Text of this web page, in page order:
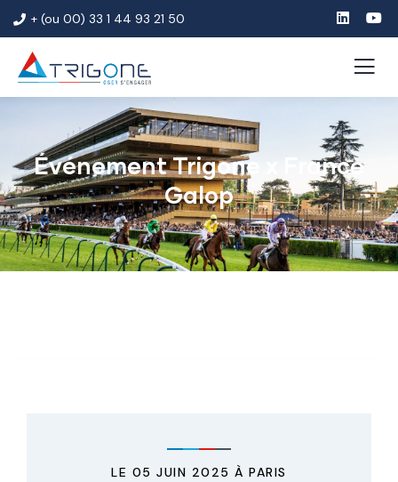
+ (ou 00) 33 1 44 93 21 50
Événement Trigone x France
Galop
LE 05 JUIN 2025 À PARIS